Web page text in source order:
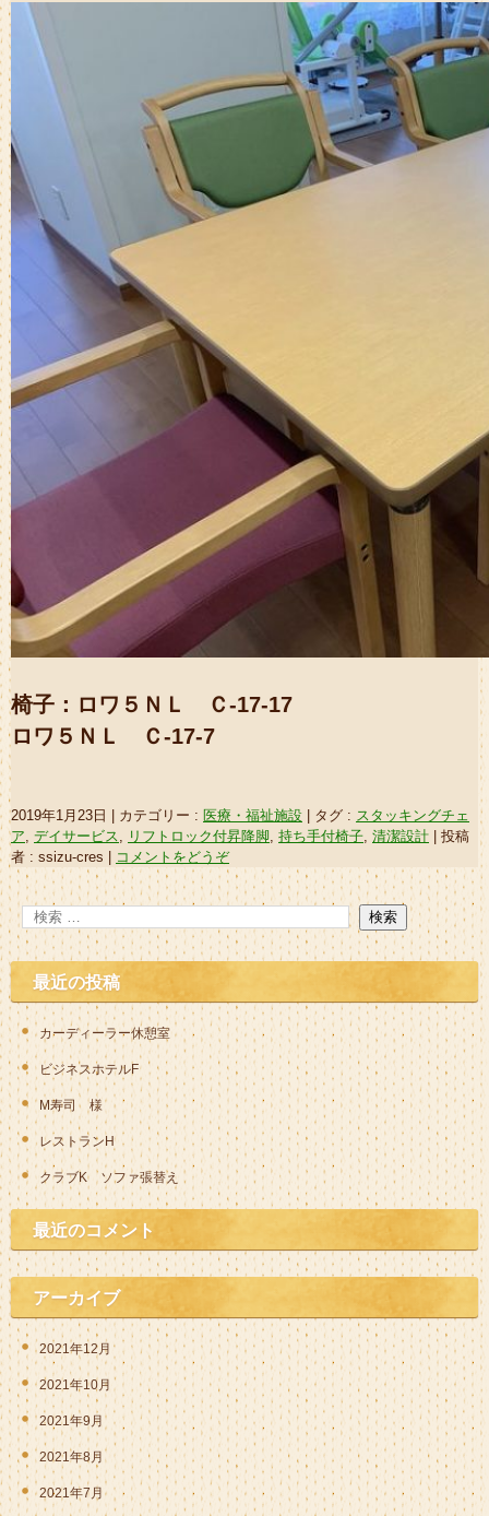
椅子：ロワ５ＮＬ Ｃ-17-17
ロワ５ＮＬ Ｃ-17-7
2019年1月23日 カテゴリー : 医療・福祉施設 タグ : スタッキングチェ
ア, デイサービス, リフトロック付昇降脚, 持ち手付椅子, 清潔設計
投稿
者 : ssizu-cres
コメントをどうぞ
最近の投稿
カーディーラー休憩室
ビジネスホテルF
M寿司 様
レストランH
クラブK ソファ張替え
最近のコメント
アーカイブ
2021年12月
2021年10月
2021年9月
2021年8月
2021年7月